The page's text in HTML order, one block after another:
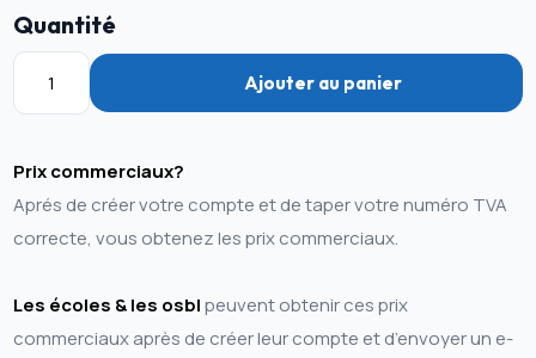
Quantité
Ajouter au panier
Prix commerciaux?
Aprés de créer votre compte et de taper votre numéro TVA
correcte, vous obtenez les prix commerciaux.
Les écoles & les osblpeuvent obtenir ces prix
commerciaux après de créer leur compte et d’envoyer un e-